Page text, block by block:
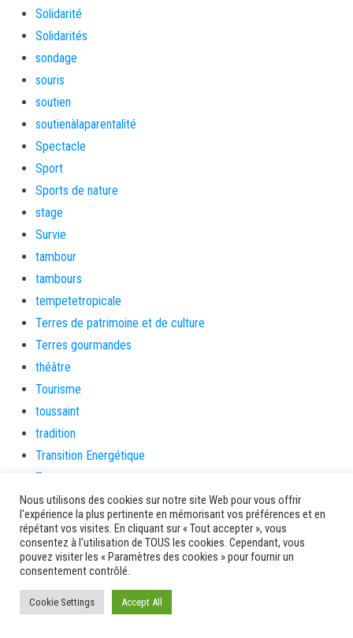
Solidarité
Solidarités
sondage
souris
soutien
soutienàlaparentalité
Spectacle
Sport
Sports de nature
stage
Survie
tambour
tambours
tempetetropicale
Terres de patrimoine et de culture
Terres gourmandes
théâtre
Tourisme
toussaint
tradition
Transition Energétique
Transport et routes
Travail
Travaux
Travaux THD
travaux utiles
TSUNAMI
TZCLD
Nous utilisons des cookies sur notre site Web pour vous offrir
l'expérience la plus pertinente en mémorisant vos préférences et en
répétant vos visites. En cliquant sur « Tout accepter », vous
consentez à l'utilisation de TOUS les cookies. Cependant, vous
pouvez visiter les « Paramètres des cookies » pour fournir un
consentement contrôlé.
Cookie Settings Accept All